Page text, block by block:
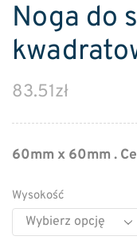
Noga do
83.51zł
60mm x 60mm .
Wysokość